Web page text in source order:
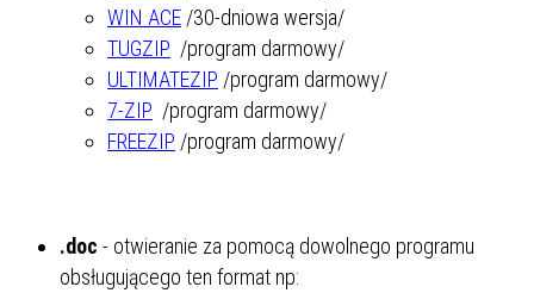
WIN ACE /30-dniowa wersja/
TUGZIP /program darmowy/
ULTIMATEZIP /program darmowy/
7-ZIP /program darmowy/
FREEZIP /program darmowy/
.doc - otwieranie za pomocą dowolnego programu
obsługującego ten format np: